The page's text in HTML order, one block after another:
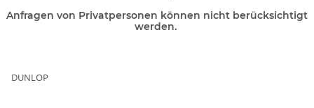
Anfragen von Privatpersonen können nicht berücksichtigt
werden.
DUNLOP